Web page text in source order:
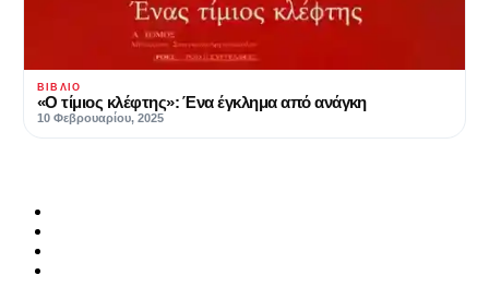
ΒΙΒΛΊΟ
«Ο τίμιος κλέφτης»: Ένα έγκλημα από ανάγκη
10 Φεβρουαρίου, 2025